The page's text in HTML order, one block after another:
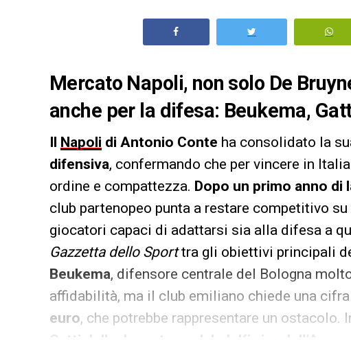
Mercato Napoli, non solo De
anche per la difesa: Beukema,
Il Napoli di Antonio Conte ha consolidato la
difensiva, confermando che per vincere in
ordine e compattezza. Dopo un primo anno
club partenopeo punta a restare competitivo
giocatori capaci di adattarsi sia alla difesa a
Gazzetta dello Sporttra gli obiettivi principali
Beukema, difensore centrale del Bologna
affidabilità, ma il club emiliano chiede una
euro, che potrebbe rappresentare un ostacolo.